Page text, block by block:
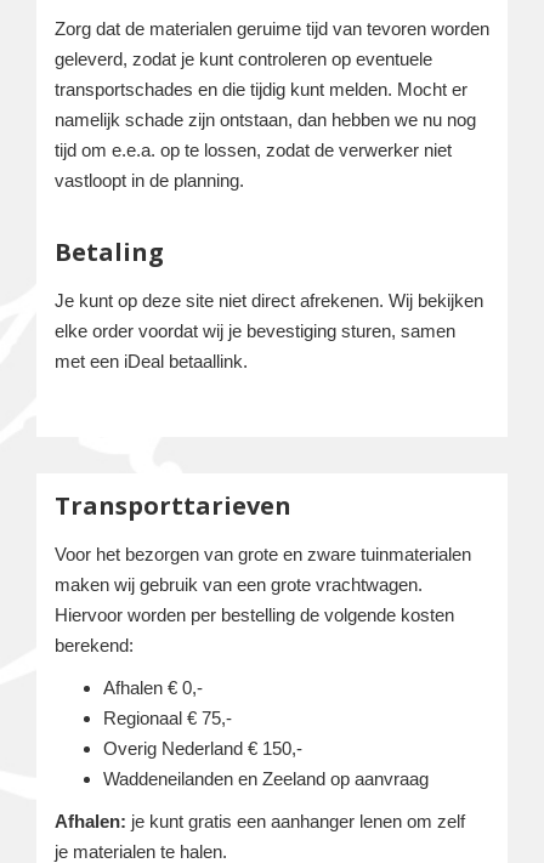
Zorg dat de materialen geruime tijd van tevoren worden
geleverd, zodat je kunt controleren op eventuele
transportschades en die tijdig kunt melden. Mocht er
namelijk schade zijn ontstaan, dan hebben we nu nog
tijd om e.e.a. op te lossen, zodat de verwerker niet
vastloopt in de planning.
Betaling
Je kunt op deze site niet direct afrekenen. Wij bekijken
elke order voordat wij je bevestiging sturen, samen
met een iDeal betaallink.
Transporttarieven
Voor het bezorgen van grote en zware tuinmaterialen
maken wij gebruik van een grote vrachtwagen.
Hiervoor worden per bestelling de volgende kosten
berekend:
Afhalen € 0,-
Regionaal € 75,-
Overig Nederland € 150,-
Waddeneilanden en Zeeland op aanvraag
Afhalen: je kunt gratis een aanhanger lenen om zelf
je materialen te halen.